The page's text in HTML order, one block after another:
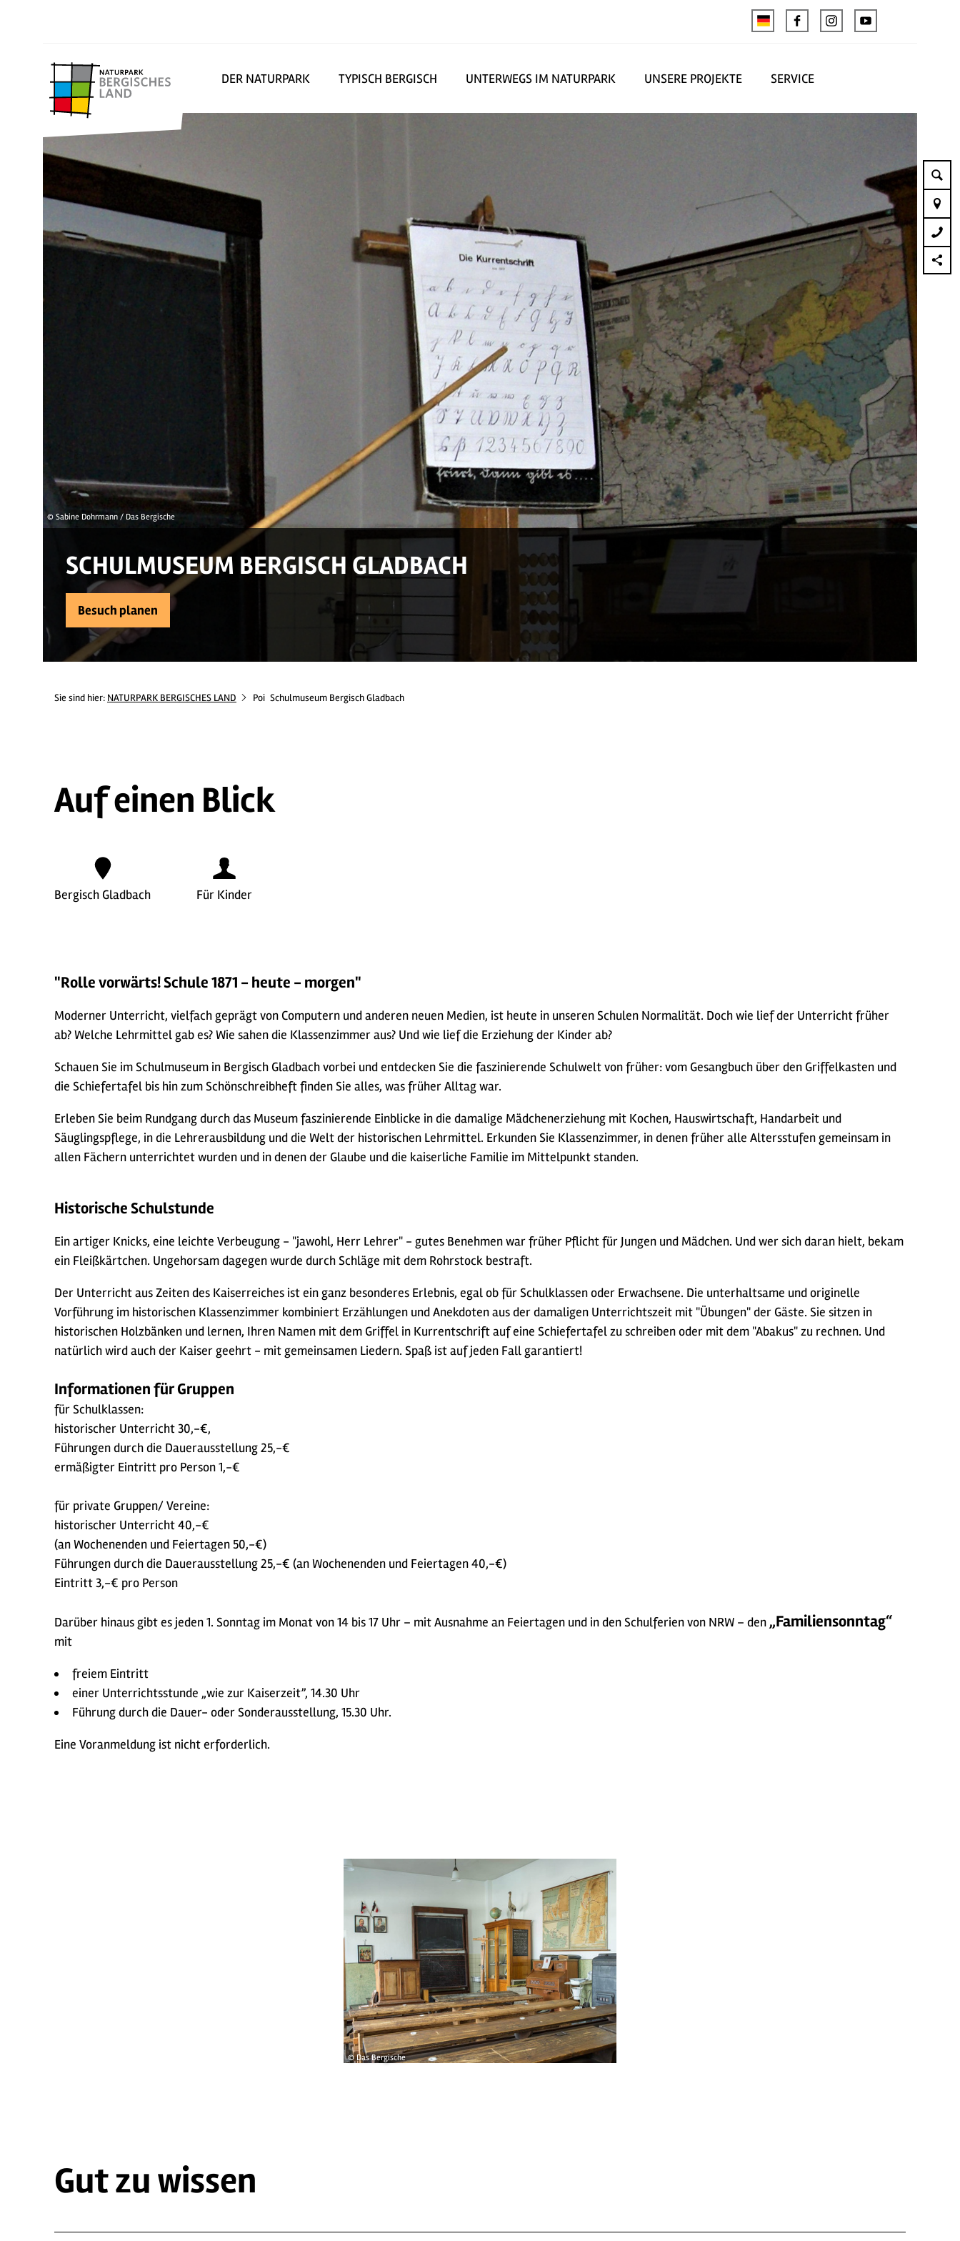
DER NATURPARK TYPISCH BERGISCH UNTERWEGS IM NATURPARK UNSERE PROJEKTE SERVICE
© Sabine Dohrmann / Das Bergische
SCHULMUSEUM BERGISCH GLADBACH
Besuch planen
Sie sind hier: NATURPARK BERGISCHES LAND Poi Schulmuseum Bergisch Gladbach
Auf einen Blick
Bergisch Gladbach Für Kinder
"Rolle vorwärts! Schule 1871 - heute - morgen"
Moderner Unterricht, vielfach geprägt von Computern und anderen neuen Medien, ist heute in unseren Schulen Normalität. Doch wie lief der Unterricht früher
ab? Welche Lehrmittel gab es? Wie sahen die Klassenzimmer aus? Und wie lief die Erziehung der Kinder ab?
Schauen Sie im Schulmuseum in Bergisch Gladbach vorbei und entdecken Sie die faszinierende Schulwelt von früher: vom Gesangbuch über den Griffelkasten und
die Schiefertafel bis hin zum Schönschreibheft finden Sie alles, was früher Alltag war.
Erleben Sie beim Rundgang durch das Museum faszinierende Einblicke in die damalige Mädchenerziehung mit Kochen, Hauswirtschaft, Handarbeit und
Säuglingspflege, in die Lehrerausbildung und die Welt der historischen Lehrmittel. Erkunden Sie Klassenzimmer, in denen früher alle Altersstufen gemeinsam in
allen Fächern unterrichtet wurden und in denen der Glaube und die kaiserliche Familie im Mittelpunkt standen.
Historische Schulstunde
Ein artiger Knicks, eine leichte Verbeugung - "jawohl, Herr Lehrer" - gutes Benehmen war früher Pflicht für Jungen und Mädchen. Und wer sich daran hielt, bekam
ein Fleißkärtchen. Ungehorsam dagegen wurde durch Schläge mit dem Rohrstock bestraft.
Der Unterricht aus Zeiten des Kaiserreiches ist ein ganz besonderes Erlebnis, egal ob für Schulklassen oder Erwachsene. Die unterhaltsame und originelle
Vorführung im historischen Klassenzimmer kombiniert Erzählungen und Anekdoten aus der damaligen Unterrichtszeit mit "Übungen" der Gäste. Sie sitzen in
historischen Holzbänken und lernen, Ihren Namen mit dem Griffel in Kurrentschrift auf eine Schiefertafel zu schreiben oder mit dem "Abakus" zu rechnen. Und
natürlich wird auch der Kaiser geehrt - mit gemeinsamen Liedern. Spaß ist auf jeden Fall garantiert!
Informationen für Gruppen
für Schulklassen:
historischer Unterricht 30,-€,
Führungen durch die Dauerausstellung 25,-€
ermäßigter Eintritt pro Person 1,-€
für private Gruppen/ Vereine:
historischer Unterricht 40,-€
(an Wochenenden und Feiertagen 50,-€)
Führungen durch die Dauerausstellung 25,-€ (an Wochenenden und Feiertagen 40,-€)
Eintritt 3,-€ pro Person
Darüber hinaus gibt es jeden 1. Sonntag im Monat von 14 bis 17 Uhr – mit Ausnahme an Feiertagen und in den Schulferien von NRW – den „Familiensonntag“
mit
freiem Eintritt
einer Unterrichtsstunde „wie zur Kaiserzeit”, 14.30 Uhr
Führung durch die Dauer- oder Sonderausstellung, 15.30 Uhr.
Eine Voranmeldung ist nicht erforderlich.
© Das Bergische
Gut zu wissen